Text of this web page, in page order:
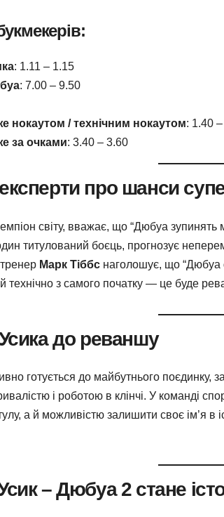
: 1.11 – 1.15
: 7.00 – 9.50
нокаутом / технічним нокаутом: 1.40
за очками: 3.40 – 3.60
про шанси
світу, вважає, що “Дюбуа
титулований боєць, прогнозує
Марк Тіббс наголошує, що “Дюбуа
технічно з самого початку — це буде
до реваншу
готується до майбутнього поєдинку,
і роботою в клінчі. У команді
а й можливістю залишити своє ім’я в
– Дюбуа 2 стане